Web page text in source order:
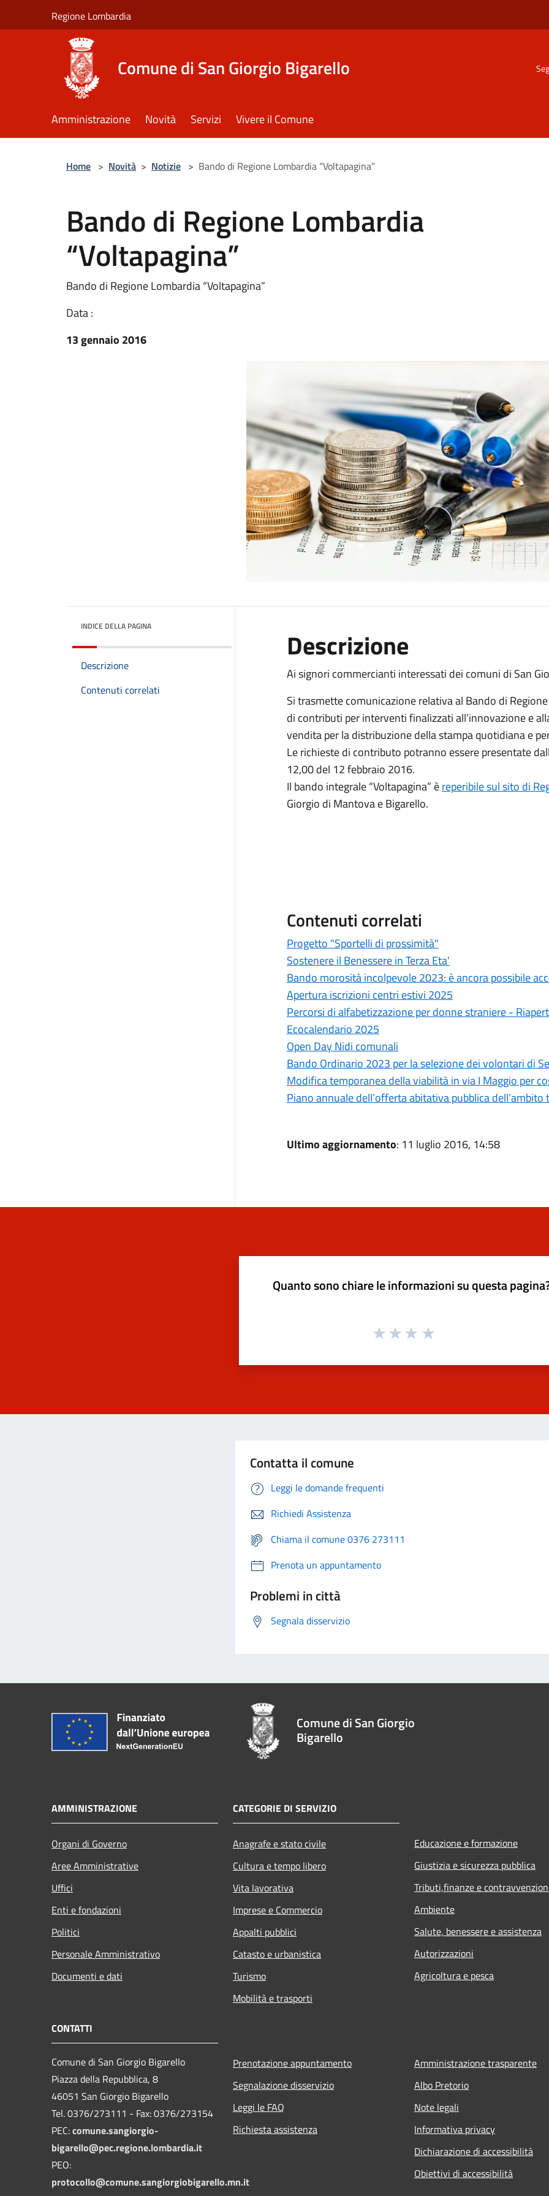
Regione Lombardia
Comune di San Giorgio Bigarello
Amministrazione Novità Servizi Vivere il Comune
Home > Novità > Notizie > Bando di Regione Lombardia “Voltapagina”
Bando di Regione Lombardia
“Voltapagina”
Bando di Regione Lombardia “Voltapagina”
Data :
13 gennaio 2016
INDICE DELLA PAGINA
Descrizione
Contenuti correlati
Descrizione
Ai signori commercianti interessati dei comuni di San
Si trasmette comunicazione relativa al Bando di
di contributi per interventi finalizzati all’innovazione e
vendita per la distribuzione della stampa quotidiana e
Le richieste di contributo potranno essere presentate
12,00 del 12 febbraio 2016.
Il bando integrale “Voltapagina” èreperibile sul sito di
Giorgio di Mantova e Bigarello.
Contenuti correlati
Progetto "Sportelli di prossimità"
Sostenere il Benessere in Terza Eta'
Bando morosità incolpevole 2023: è ancora possibile
Apertura iscrizioni centri estivi 2025
Percorsi di alfabetizzazione per donne straniere -
Ecocalendario 2025
Open Day Nidi comunali
Bando Ordinario 2023 per la selezione dei volontari di
Modifica temporanea della viabilità in via I Maggio per
Piano annuale dell’offerta abitativa pubblica
Ultimo aggiornamento: 11 luglio 2016, 14:58
Quanto sono chiare le informazioni su questa
Contatta il comune
Leggi le domande frequenti
Richiedi Assistenza
Chiama il comune 0376 273111
Prenota un appuntamento
Problemi in città
Segnala disservizio
Comune di San Giorgio
Bigarello
AMMINISTRAZIONE
Organi di Governo
Aree Amministrative
Uffici
Enti e fondazioni
Politici
Personale Amministrativo
Documenti e dati
CATEGORIE DI SERVIZIO
Anagrafe e stato civile
Cultura e tempo libero
Vita lavorativa
Imprese e Commercio
Appalti pubblici
Catasto e urbanistica
Turismo
Mobilità e trasporti
Educazione e formazione
Giustizia e sicurezza pubblica
Tributi,finanze e
Ambiente
Salute, benessere e assistenza
Autorizzazioni
Agricoltura e pesca
CONTATTI
Comune di San Giorgio Bigarello
Piazza della Repubblica, 8
46051 San Giorgio Bigarello
Tel. 0376/273111 - Fax: 0376/273154
PEC:comune.sangiorgio-
bigarello@pec.regione.lombardia.it
PEO:
protocollo@comune.sangiorgiobigarello.mn.it
Prenotazione appuntamento
Segnalazione disservizio
Leggi le FAQ
Richiesta assistenza
Amministrazione trasparente
Albo Pretorio
Note legali
Informativa privacy
Dichiarazione di accessibilità
Obiettivi di accessibilità